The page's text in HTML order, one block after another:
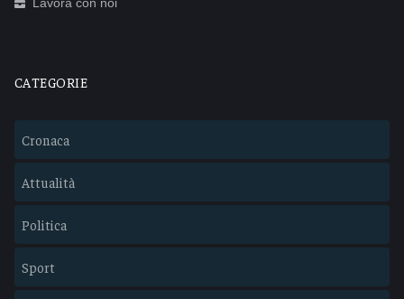
CATEGORIE
Cronaca
Attualità
Politica
Sport